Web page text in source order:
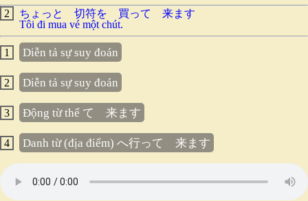
2
ちょっと 切符を 買って 来ます
Tôi đi mua vé một chút.
1 Diễn tả sự suy đoán
2 Diễn tả sự suy đoán
3 Động từ thể て 来ます
4 Danh từ (địa điểm) へ行って 来ます